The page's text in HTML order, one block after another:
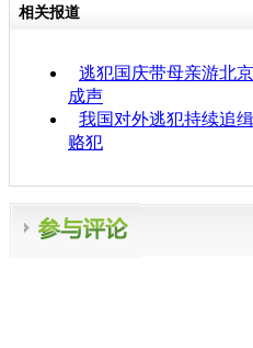
相关报道
逃犯国庆带母亲游北
成声
我国对外逃犯持续追
赂犯